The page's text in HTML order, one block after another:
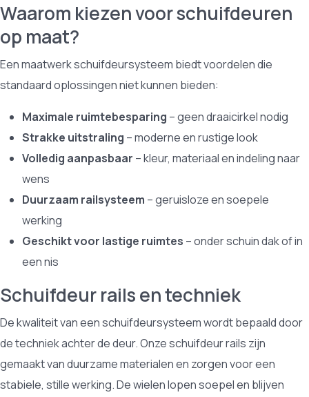
Waarom kiezen voor schuifdeuren
op maat?
Een maatwerk schuifdeursysteem biedt voordelen die
standaard oplossingen niet kunnen bieden:
Maximale ruimtebesparing – geen draaicirkel nodig
Strakke uitstraling – moderne en rustige look
Volledig aanpasbaar – kleur, materiaal en indeling naar
wens
Duurzaam railsysteem – geruisloze en soepele
werking
Geschikt voor lastige ruimtes – onder schuin dak of in
een nis
Schuifdeur rails en techniek
De kwaliteit van een schuifdeursysteem wordt bepaald door
de techniek achter de deur. Onze schuifdeur rails zijn
gemaakt van duurzame materialen en zorgen voor een
stabiele, stille werking. De wielen lopen soepel en blijven